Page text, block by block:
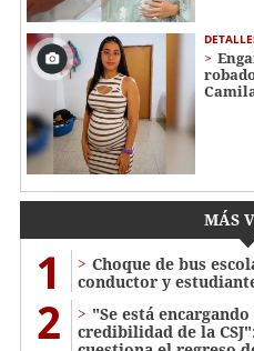
MÁS
1
Choque de bus
conductor y
2
"Se está
credibilidad de la